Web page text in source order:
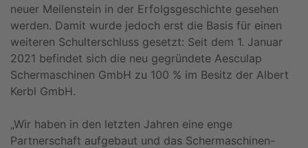
neuer Meilenstein in der Erfolgsgeschichte gesehen
werden. Damit wurde jedoch erst die Basis für einen
weiteren Schulterschluss gesetzt: Seit dem 1. Januar
2021 befindet sich die neu gegründete Aesculap
Schermaschinen GmbH zu 100 % im Besitz der Albert
Kerbl GmbH.
„Wir haben in den letzten Jahren eine enge
Partnerschaft aufgebaut und das Schermaschinen-